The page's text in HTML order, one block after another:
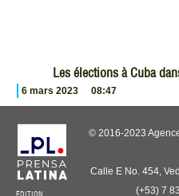
Les élections à Cuba
6 mars 2023 08:47
© 2016-2023
Calle E No. 454,
(+53) 7